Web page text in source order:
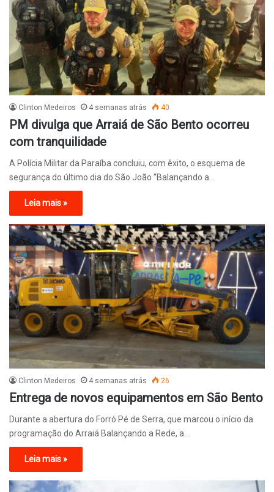
Clinton Medeiros 4 semanas atrás 40
PM divulga que Arraiá de São Bento ocorreu
com tranquilidade
A Polícia Militar da Paraíba concluiu, com êxito, o esquema de
segurança do último dia do São João “Balançando a…
Leia mais »
Clinton Medeiros 4 semanas atrás 26
Entrega de novos equipamentos em São Bento
Durante a abertura do Forró Pé de Serra, que marcou o início da
programação do Arraiá Balançando a Rede, a…
Leia mais »